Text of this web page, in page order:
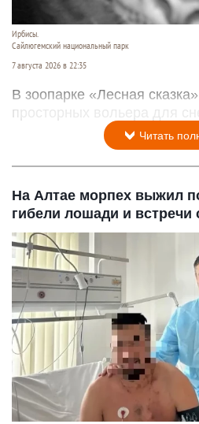
Ирбисы.
Сайлюгемский национальный парк
7 августа 2026 в 22:35
В зоопарке «Лесная
просторных вольера для
Читать
На Алтае морпех выжил
гибели лошади и